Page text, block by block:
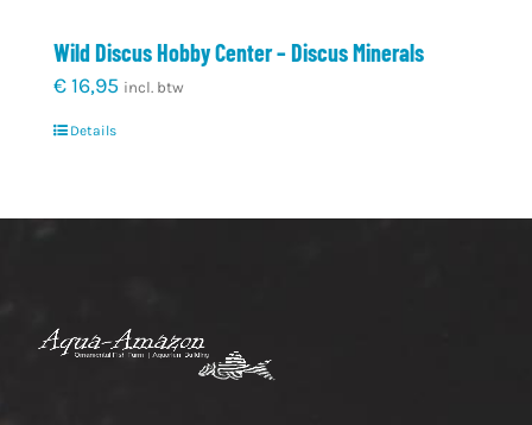
Wild Discus Hobby Center – Discus Minerals
€16,95 incl. btw
Details